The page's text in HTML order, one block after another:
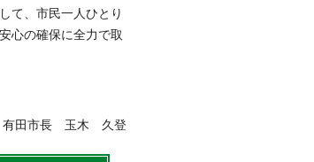
て、市民一人ひとり
心の確保に全力で取
有田市長 玉木 久登